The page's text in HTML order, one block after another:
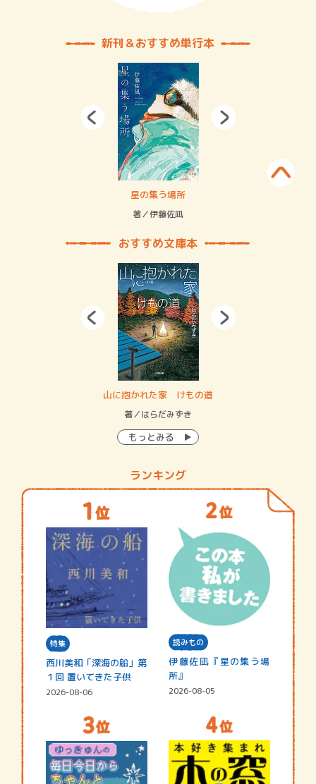
新刊＆おすすめ単行本
星の集う場所
著／伊藤佐凪
おすすめ文庫本
山に抱かれた家 けもの道
著／はらだみずき
もっとみる
ランキング
特集
西川美和「深海の船」第
１回 置いてきた子供
2026-08-06
読みもの
伊藤佐凪『星の集う場
所』
2026-08-05